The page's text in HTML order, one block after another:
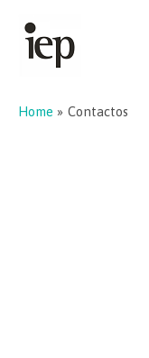
Home Contactos